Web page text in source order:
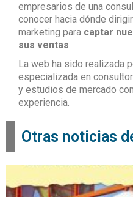
empresarios de una
conocer hacia dónde
marketing para captar
sus ventas.
La web ha sido realizada
especializada en
y estudios de mercado
experiencia.
Otras noticias